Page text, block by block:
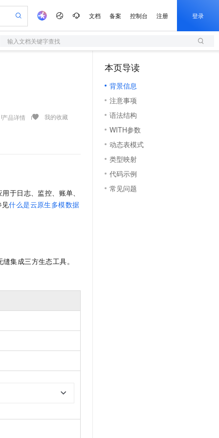
文档 备案 控制台 注册 登录
输入文档关键字查找
产品详情 我的收藏
于日志、监控、账单、
见什么是云原生多模数据
集成三方生态工具。
本页导读
背景信息
注意事项
语法结构
WITH参数
动态表模式
类型映射
代码示例
常见问题
然，细节丰富
语音识别与合成
Qwen3-TTS-Flash
用
能体编程平台
创作平台
全托管，含MySQL、PostgreSQL、SQL Server、MariaDB多引擎
网络安全防护产品
轻量应用服务器
数字证书管理服务（原SSL证书）
实现全站HTTPS，呈现可信的WEB访问
短信服务
大数据开发治理平台 DataWorks
服务器，轻松开启游戏
Agency Agents：拥有专属领域专家
HappyHorse 打造一站式影视创作平台
漫剧工坊：一站式动画创作平台
快速生产连贯的高质量长漫剧
10 分钟搭建微信、支付宝小程序
高效部署网站，快速应用到小程序
创作，一键激活电商全链路生产力
作，剧本、分镜、视频高效生成
识别商机，让客服更高效、服务更出色。
AI 活动
AI 生产力先锋
先锋实践拓展 AI 生产力的边界
飞天发布时刻
所见，即是所愿
AI 实训营
从基础到进阶，Agent 创客手把手教你
创新加速
阿里云 OPC 创新助力计划
Token 补贴，五大权
益加速 OPC 成功
专业服务
公司注册
上云迁移
代维服务
计划 服务伙伴合作计划
Al MaaS 服务伙伴赋能合作
伙伴信用分合作计划
更多支持
合作伙伴培训与认证
查询合作伙伴
登录合作伙伴管理后台
开发者社区
镜像站
我要反馈
我要建议
我要投诉
加入我们
校园招聘